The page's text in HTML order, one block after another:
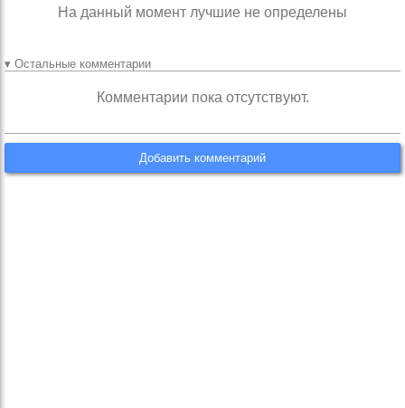
На данный момент лучшие не определены
▾ Остальные комментарии
Комментарии пока отсутствуют.
Добавить комментарий